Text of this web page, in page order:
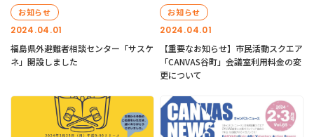
2024.04.01
お知らせ
福島県外避難者相談センター「サスケ
ネ」開設しました
2024.04.01
お知らせ
【重要なお知らせ】市民活動スクエア
「CANVAS谷町」会議室利用料金の変
更について